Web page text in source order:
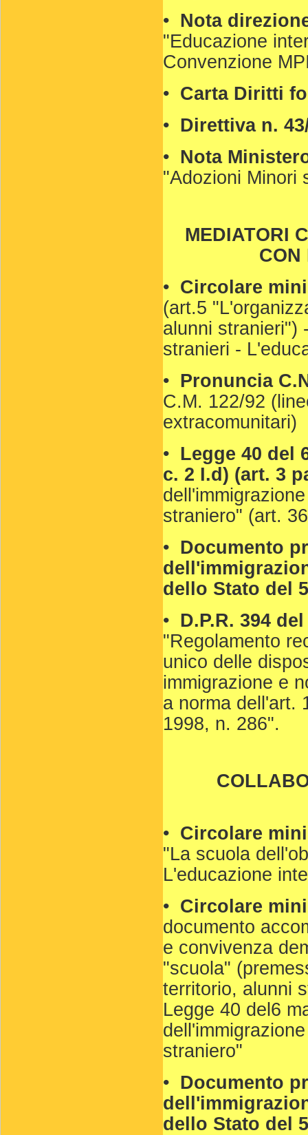
• Nota
"Educazione
Convenzione
• Carta Diritti
• Direttiva n.
• Nota
"Adozioni Minori
MEDIATORI
CON
• Circolare
(art.5
alunni stranieri")
stranieri -
• Pronuncia
C.M. 122/92
extracomunitari)
• Legge 40 del
c. 2 I.d) (art. 3
straniero" (art.
• Documento
dello Stato del
• D.P.R. 394
"Regolamento
unico delle
immigrazione e
a norma dell'art.
1998, n. 286".
• Circolare
"La scuola
L'educazione
• Circolare
documento
e convivenza
"scuola"
territorio, alunni
Legge 40 del6
straniero"
• Documento
dello Stato del